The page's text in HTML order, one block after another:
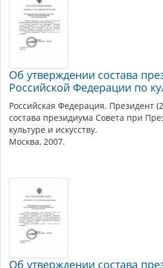
Об утверждении состава
Российской Федерации по
Российская Федерация. Президент
состава президиума Совета при
культуре и искусству.
Москва, 2007.
Об утверждении состава